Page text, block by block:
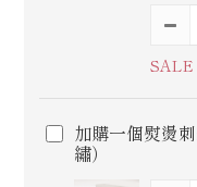
SALE
加購一個熨燙
繡）